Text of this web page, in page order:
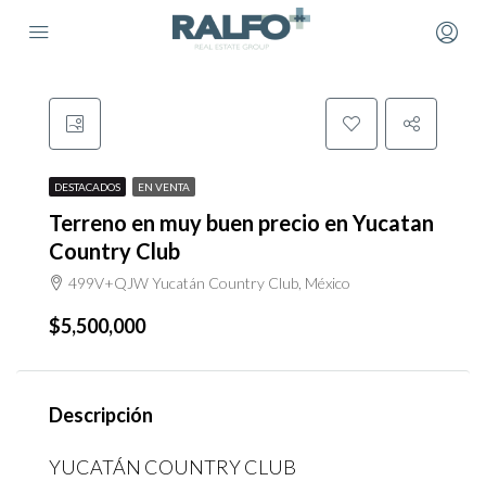
DESTACADOS EN VENTA
Terreno en muy buen precio en Yucatan
Country Club
499V+QJW Yucatán Country Club, México
$5,500,000
Descripción
YUCATÁN COUNTRY CLUB